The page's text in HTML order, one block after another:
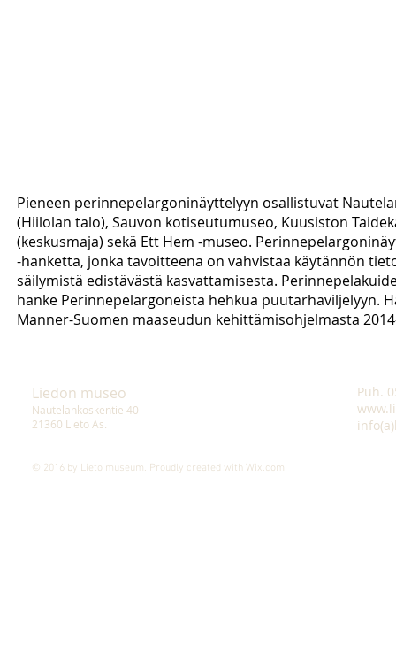
Pieneen perinnepelargoninäyttelyyn osallistuvat
(Hiilolan talo), Sauvon kotiseutumuseo, Kuusiston
(keskusmaja) sekä Ett Hem -museo.
-hanketta, jonka tavoitteena on vahvistaa käytännön
säilymistä edistävästä kasvattamisesta.
hanke Perinnepelargoneista hehkua puutarhaviljelyyn.
Manner-Suomen maaseudun kehittämisohjelmasta
Liedon museo
Nautelankoskentie 40
21360 Lieto As.
Puh.
© 2016 by Lieto museum. Proudly created with Wix.com